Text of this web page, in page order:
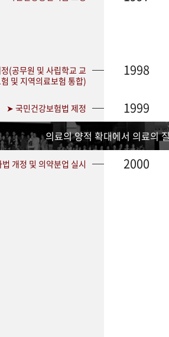
(공무원 및 사립학교 교
및 지역의료보험 통합)
1998
➤ 국민건강보험법 제정 1999
의료의 양적 확대에서 의료의
개정 및 의약분업 실시 2000